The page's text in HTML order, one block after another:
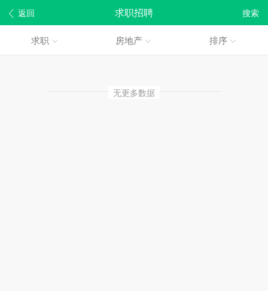
返回 搜索
求职招聘
求职 房地产 排序
无更多数据